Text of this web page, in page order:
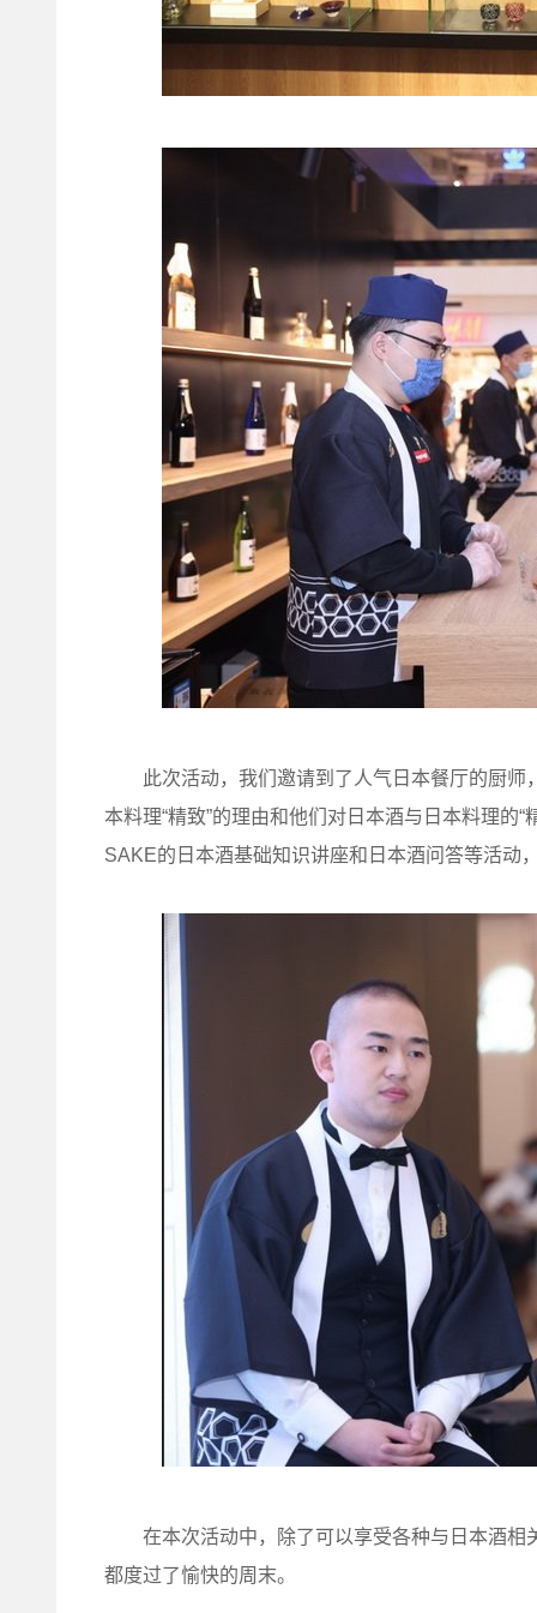
此次活动，我们邀请到了人气日本餐厅的厨师
本料理“精致”的理由和他们对日本酒与日本料理的
SAKE的日本酒基础知识讲座和日本酒问答等活动
在本次活动中，除了可以享受各种与日本酒相
都度过了愉快的周末。